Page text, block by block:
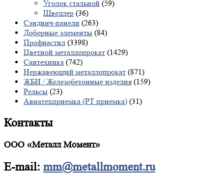
Уголок стальной (59)
Швеллер (36)
Сэндвич-панели (263)
Доборные элементы (84)
Профнастил (3398)
Цветной металлопрокат (1429)
Сантехника (742)
Нержавеющий металлопрокат (871)
ЖБИ / Железобетонные изделия (159)
Рельсы (23)
Авиатехприемка (РТ приемка) (31)
Контакты
ООО «Металл Момент»
E-mail: mm@metallmoment.ru